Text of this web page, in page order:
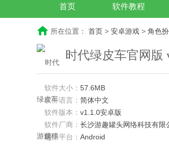
首页 软件教程
所在位置： 首页 > 安卓游戏 > 角色
时代绿皮车官网版
软件大小： 57.6MB
软件语言： 简体中文
软件版本： v1.1.0安卓版
软件厂商： 长沙游趣罐头网络科技有限
司
适用平台： Android